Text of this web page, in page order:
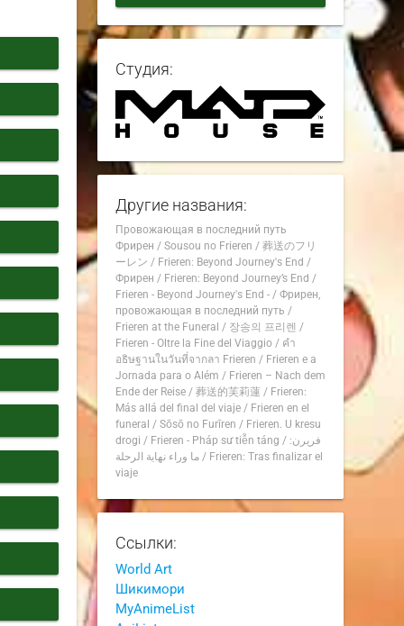
Студия:
Другие названия:
Провожающая в последний путь
Фрирен / Sousou no Frieren / 葬送のフリ
ーレン / Frieren: Beyond Journey's End /
Фрирен / Frieren: Beyond Journey’s End /
Frieren - Beyond Journey's End -/ Фрирен,
провожающая в последний путь /
Frieren at the Funeral / 장송의 프리렌 /
Frieren - Oltre la Fine del Viaggio/ คำ
อธิษฐานในวันที่จากลา Frieren / Frieren e a
Jornada para o Além / Frieren – Nach dem
Ende der Reise/ 葬送的芙莉蓮/ Frieren:
Más allá del final del viaje/ Frieren en el
funeral / Sōsō no Furīren / Frieren. U kresu
drogi / Frieren - Pháp sư tiễn táng / فريرن:
ما وراء نهاية الرحلة/ Frieren: Tras finalizar el
viaje
Ссылки:
World Art
Шикимори
MyAnimeList